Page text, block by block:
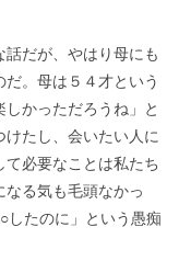
だが、やはり母にも
。母は５４才という
かっただろうね」と
たし、会いたい人に
必要なことは私たち
る気も毛頭なかっ
したのに」という愚痴